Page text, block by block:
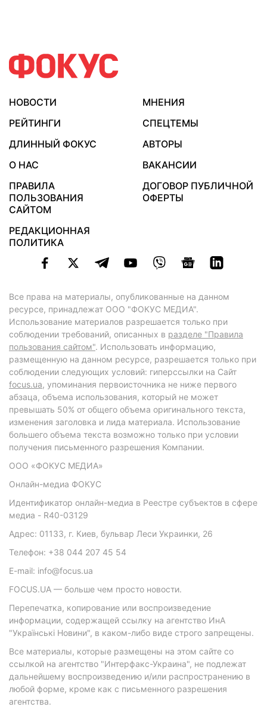
НОВОСТИ
МНЕНИЯ
РЕЙТИНГИ
СПЕЦТЕМЫ
ДЛИННЫЙ ФОКУС
АВТОРЫ
О НАС
ВАКАНСИИ
ПРАВИЛА
ПОЛЬЗОВАНИЯ
САЙТОМ
ДОГОВОР ПУБЛИЧНОЙ
ОФЕРТЫ
РЕДАКЦИОННАЯ
ПОЛИТИКА
Все права на материалы, опубликованные на данном
ресурсе, принадлежат ООО "ФОКУС МЕДИА".
Использование материалов разрешается только при
соблюдении требований, описанных в разделе "Правила
пользования сайтом". Использовать информацию,
размещенную на данном ресурсе, разрешается только при
соблюдении следующих условий: гиперссылки на Сайт
focus.ua, упоминания первоисточника не ниже первого
абзаца, объема использования, который не может
превышать 50% от общего объема оригинального текста,
изменения заголовка и лида материала. Использование
большего объема текста возможно только при условии
получения письменного разрешения Компании.
ООО «ФОКУС МЕДИА»
Онлайн-медиа ФОКУС
Идентификатор онлайн-медиа в Реестре субъектов в сфере
медиа - R40-03129
Адрес: 01133, г. Киев, бульвар Леси Украинки, 26
Телефон: +38 044 207 45 54
E-mail: info@focus.ua
FOCUS.UA — больше чем просто новости.
Перепечатка, копирование или воспроизведение
информации, содержащей ссылку на агентство ИнА
"Українські Новини", в каком-либо виде строго запрещены.
Все материалы, которые размещены на этом сайте со
ссылкой на агентство "Интерфакс-Украина", не подлежат
дальнейшему воспроизведению и/или распространению в
любой форме, кроме как с письменного разрешения
агентства.